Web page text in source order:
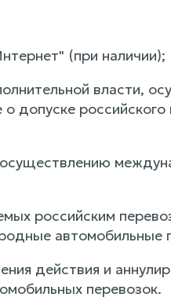
(при наличии);
власти,
допуске российского
осуществлению
российским
автомобильные
действия и
перевозок.